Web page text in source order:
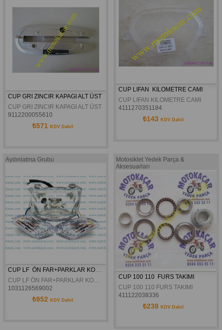
CUP GRI ZINCIR KAPAGI ALT ÜST
CUP GRI ZINCIR KAPAGI ALT ÜST
9112200055610
₺571 KDV Dahil
CUP LIFAN  KILOMETRE CAMI
CUP LIFAN KILOMETRE CAMI
4111270351184
₺143 KDV Dahil
Aydınlatma Grubu
CUP LF  ÖN FAR+PARKLAR KOMPLE
CUP LF ÖN FAR+PARKLAR KOMPLE
1031126569002
₺952 KDV Dahil
Motosiklet Yedek Parça &
Aksesuarları
CUP 100 110  FURS TAKIMI
CUP 100 110 FURS TAKIMI
411122038336
₺238 KDV Dahil